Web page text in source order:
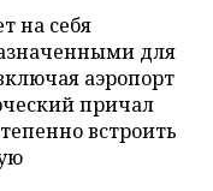
на себя
для
аэропорт
причал
встроить